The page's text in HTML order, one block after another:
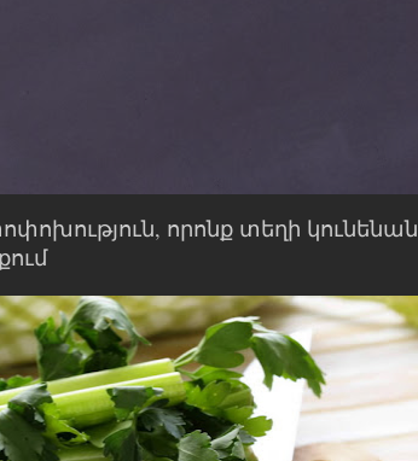
որոնք տեղի կունենան